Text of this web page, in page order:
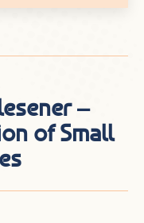
–
of Small